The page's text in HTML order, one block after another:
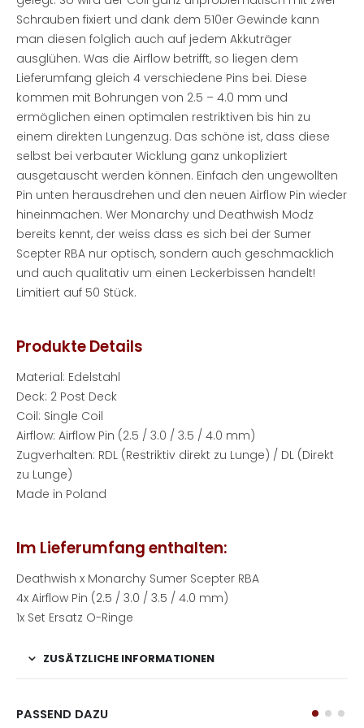
Schrauben fixiert und dank dem 510er Gewinde kann
man diesen folglich auch auf jedem Akkuträger
ausglühen. Was die Airflow betrifft, so liegen dem
Lieferumfang gleich 4 verschiedene Pins bei. Diese
kommen mit Bohrungen von 2.5 – 4.0 mm und
ermöglichen einen optimalen restriktiven bis hin zu
einem direkten Lungenzug. Das schöne ist, dass diese
selbst bei verbauter Wicklung ganz unkopliziert
ausgetauscht werden können. Einfach den ungewollten
Pin unten herausdrehen und den neuen Airflow Pin wieder
hineinmachen. Wer Monarchy und Deathwish Modz
bereits kennt, der weiss dass es sich bei der Sumer
Scepter RBA nur optisch, sondern auch geschmacklich
und auch qualitativ um einen Leckerbissen handelt!
Limitiert auf 50 Stück.
Produkte Details
Material: Edelstahl
Deck: 2 Post Deck
Coil: Single Coil
Airflow: Airflow Pin (2.5 / 3.0 / 3.5 / 4.0 mm)
Zugverhalten: RDL (Restriktiv direkt zu Lunge) / DL (Direkt
zu Lunge)
Made in Poland
Im Lieferumfang enthalten:
Deathwish x Monarchy Sumer Scepter RBA
4x Airflow Pin (2.5 / 3.0 / 3.5 / 4.0 mm)
1x Set Ersatz O-Ringe
ZUSÄTZLICHE INFORMATIONEN
PASSEND DAZU